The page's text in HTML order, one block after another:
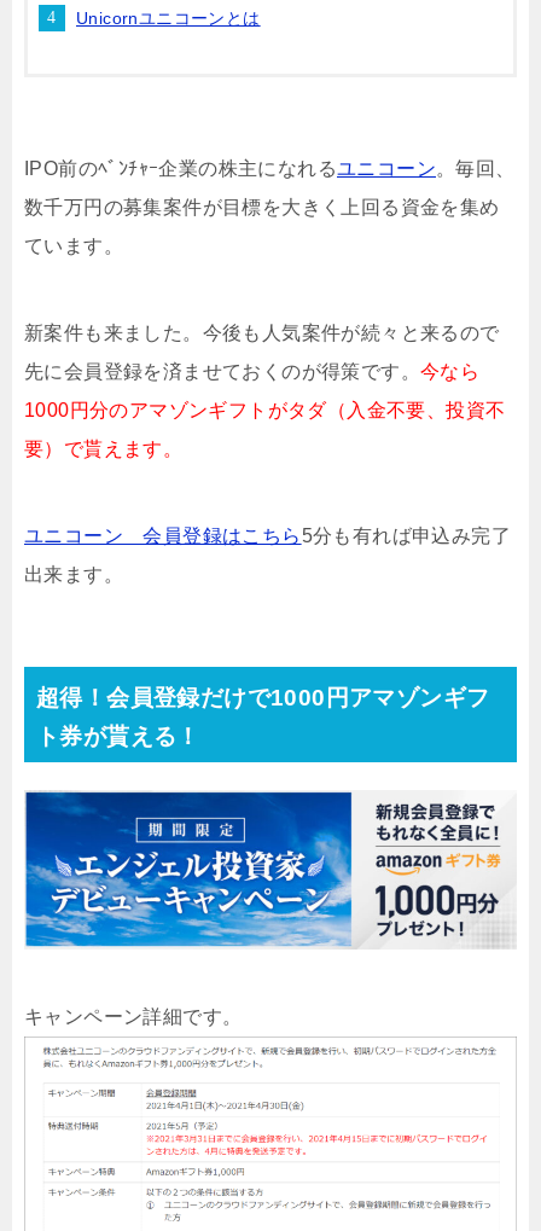
Unicornユニコーンとは
IPO前のﾍﾞﾝﾁｬｰ企業の株主になれるユニコーン。毎回、
数千万円の募集案件が目標を大きく上回る資金を集め
ています。
新案件も来ました。今後も人気案件が続々と来るので
先に会員登録を済ませておくのが得策です。 今なら
1000円分のアマゾンギフトがタダ（入金不要、投資不
要）で貰えます。
ユニコーン 会員登録はこちら 5分も有れば申込み完了
出来ます。
超得！会員登録だけで1000円アマゾンギフ
ト券が貰える！
キャンペーン詳細です。